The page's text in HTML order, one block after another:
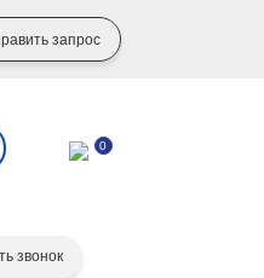
запрос
0
звонок